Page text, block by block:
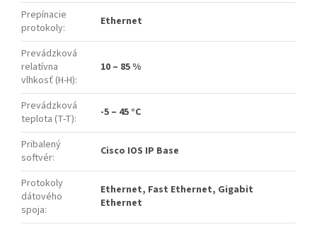
Prepínacie
protokoly: Ethernet
Prevádzková
relatívna
vlhkosť (H-H):
10 – 85 %
Prevádzková
teplota (T-T): -5 – 45 °C
Pribalený
softvér: Cisco IOS IP Base
Protokoly
dátového
spoja:
Ethernet, Fast Ethernet, Gigabit
Ethernet